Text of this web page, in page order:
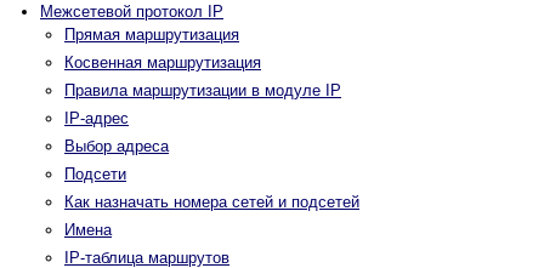
Межсетевой протокол IP
Прямая маршрутизация
Косвенная маршрутизация
Правила маршрутизации в модуле IP
IP-адрес
Выбор адреса
Подсети
Как назначать номера сетей и подсетей
Имена
IP-таблица маршрутов